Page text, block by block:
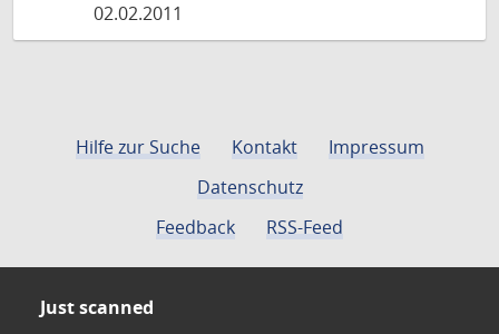
02.02.2011
Hilfe zur Suche Kontakt
Impressum
Datenschutz
Feedback
RSS-Feed
Just scanned